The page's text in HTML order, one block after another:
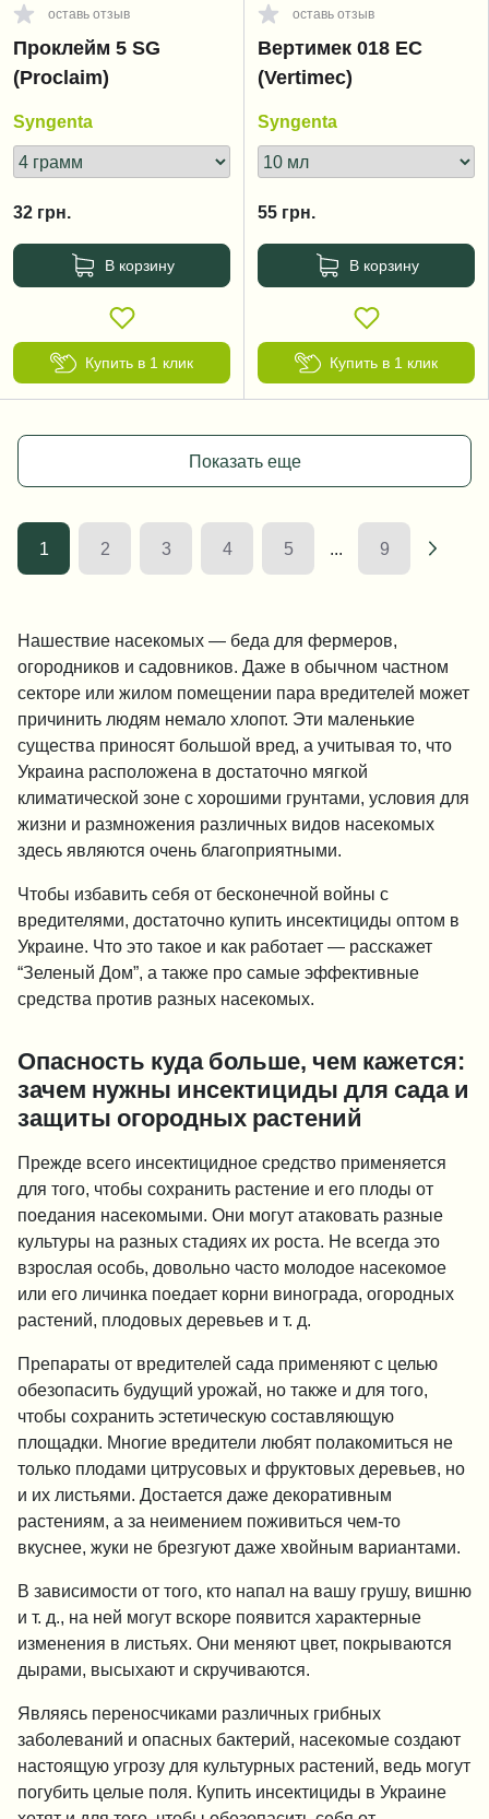
оставь отзыв
Проклейм 5 SG
(Proclaim)
Syngenta
32 грн.
В корзину
Купить в 1 клик
оставь отзыв
Вертимек 018 EC
(Vertimec)
Syngenta
55 грн.
В корзину
Купить в 1 клик
Показать еще
1 2 3 4 5 9
Нашествие насекомых — беда для фермеров,
огородников и садовников. Даже в обычном частном
секторе или жилом помещении пара вредителей может
причинить людям немало хлопот. Эти маленькие
существа приносят большой вред, а учитывая то, что
Украина расположена в достаточно мягкой
климатической зоне с хорошими грунтами, условия для
жизни и размножения различных видов насекомых
здесь являются очень благоприятными.
Чтобы избавить себя от бесконечной войны с
вредителями, достаточно купить инсектициды оптом в
Украине. Что это такое и как работает — расскажет
“Зеленый Дом”, а также про самые эффективные
средства против разных насекомых.
Опасность куда больше, чем кажется:
зачем нужны инсектициды для сада и
защиты огородных растений
Прежде всего инсектицидное средство применяется
для того, чтобы сохранить растение и его плоды от
поедания насекомыми. Они могут атаковать разные
культуры на разных стадиях их роста. Не всегда это
взрослая особь, довольно часто молодое насекомое
или его личинка поедает корни винограда, огородных
растений, плодовых деревьев и т. д.
Препараты от вредителей сада применяют с целью
обезопасить будущий урожай, но также и для того,
чтобы сохранить эстетическую составляющую
площадки. Многие вредители любят полакомиться не
только плодами цитрусовых и фруктовых деревьев, но
и их листьями. Достается даже декоративным
растениям, а за неимением поживиться чем-то
вкуснее, жуки не брезгуют даже хвойным вариантами.
В зависимости от того, кто напал на вашу грушу, вишню
и т. д., на ней могут вскоре появится характерные
изменения в листьях. Они меняют цвет, покрываются
дырами, высыхают и скручиваются.
Являясь переносчиками различных грибных
заболеваний и опасных бактерий, насекомые создают
настоящую угрозу для культурных растений, ведь могут
погубить целые поля. Купить инсектициды в Украине